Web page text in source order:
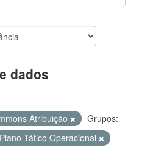
dados
Atribuição
Grupos:
Plano Tático Operacional